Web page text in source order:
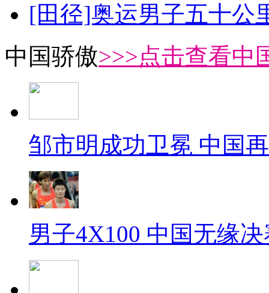
[田径]奥运男子五十公
中国骄傲>>>点击查看中
邹市明成功卫冕 中国
男子4X100 中国无缘